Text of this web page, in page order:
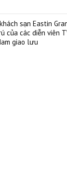
sạn Eastin
của các diễn viên
giao lưu